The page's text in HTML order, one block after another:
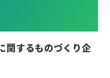
関するものづくり企